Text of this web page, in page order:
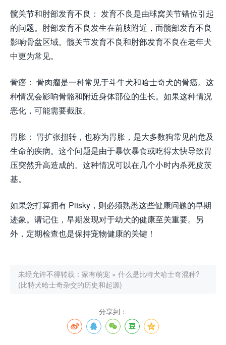
髋关节和肘部发育不良： 发育不良是由球窝关节错位引起
的问题。肘部发育不良发生在前肢附近，而髋部发育不良
影响骨盆区域。髋关节发育不良和肘部发育不良在老年犬
中更为常见。
骨癌： 骨肉瘤是一种常见于斗牛犬和哈士奇犬的骨癌。这
种情况会影响骨骼和附近身体部位的生长。如果这种情况
恶化，可能需要截肢。
胃胀： 胃扩张扭转，也称为胃胀，是大多数狗常见的危及
生命的疾病。这个问题是由于暴饮暴食或吃得太快导致胃
压突然升高造成的。这种情况可以在几个小时内杀死皮茨
基。
如果您打算拥有 Pitsky，则必须熟悉这些健康问题的早期
迹象。请记住，早期发现对于幼犬的健康至关重要。另
外，定期检查也是保持宠物健康的关键！
未经允许不得转载： 家有萌宠 » 什么是比特犬哈士奇混种?
(比特犬哈士奇杂交的历史和起源)
分享到：